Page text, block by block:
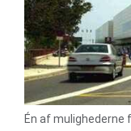
Én af